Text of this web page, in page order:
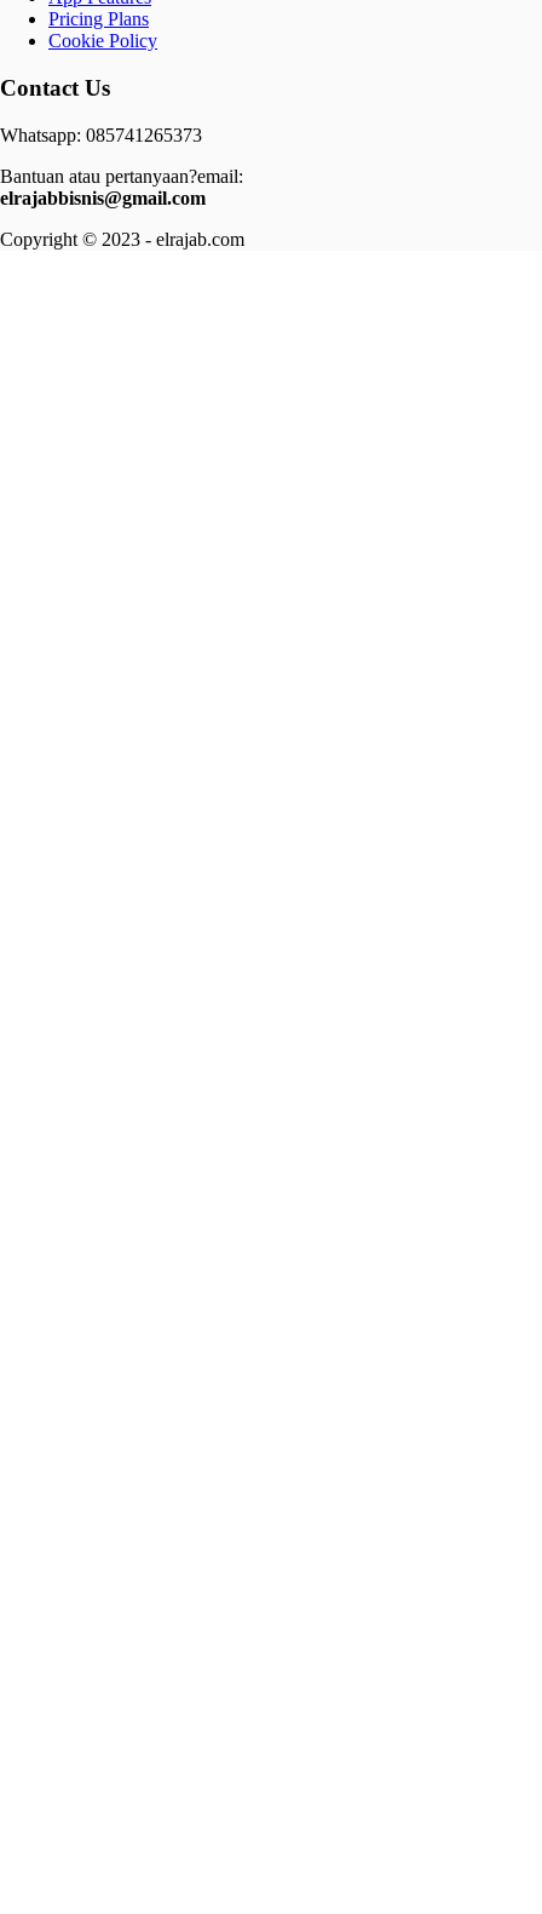
Pricing Plans
Cookie Policy
Contact Us
Whatsapp: 085741265373
Bantuan atau pertanyaan?email:
elrajabbisnis@gmail.com
Copyright © 2023 - elrajab.com